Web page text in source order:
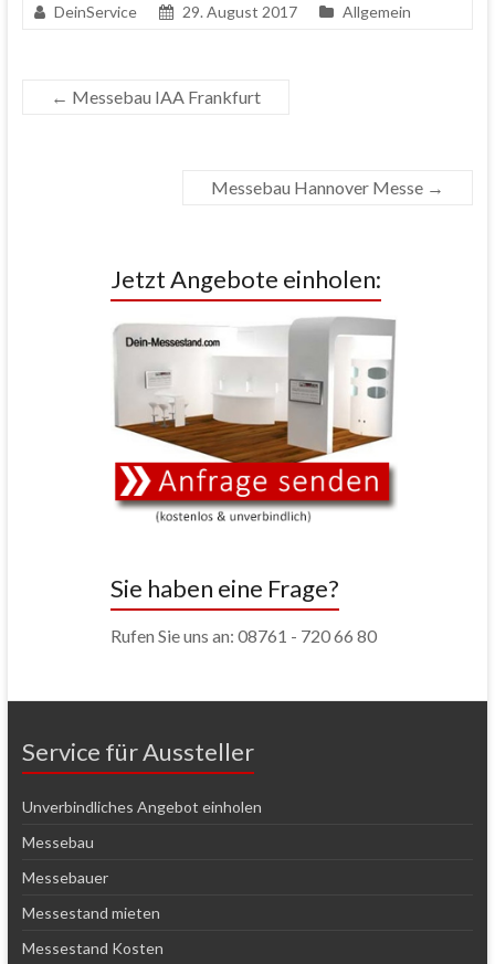
DeinService 29. August 2017 Allgemein
← Messebau IAA Frankfurt
Messebau Hannover Messe →
Jetzt Angebote einholen:
Sie haben eine Frage?
Rufen Sie uns an: 08761 - 720 66 80
Service für Aussteller
Unverbindliches Angebot einholen
Messebau
Messebauer
Messestand mieten
Messestand Kosten